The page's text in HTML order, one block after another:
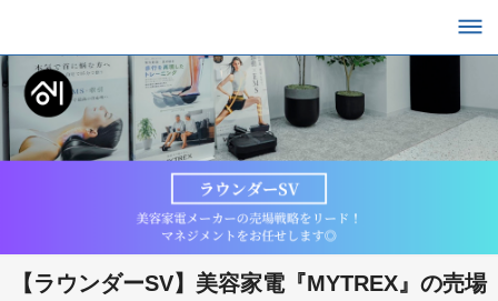
【ラウンダーSV】美容家電『MYTREX』の売場